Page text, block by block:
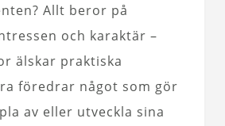
Allt beror på
och karaktär –
älskar praktiska
föredrar något som gör
av eller utveckla sina